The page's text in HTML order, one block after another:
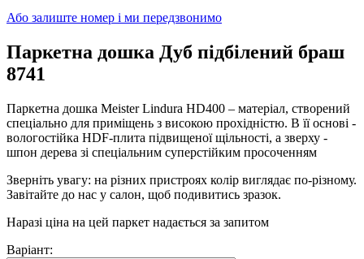
Або залиште номер і ми передзвонимо
Паркетна дошка Дуб підбілений браш
8741
Паркетна дошка Meister Lindura HD400 – матеріал, створений
спеціально для приміщень з високою прохідністю. В її основі -
вологостійка HDF-плита підвищеної щільності, а зверху -
шпон дерева зі спеціальним суперстійким просоченням
Зверніть увагу: на різних пристроях колір виглядає по-різному.
Завітайте до нас у салон, щоб подивитись зразок.
Наразі ціна на цей паркет надається за запитом
Варіант: